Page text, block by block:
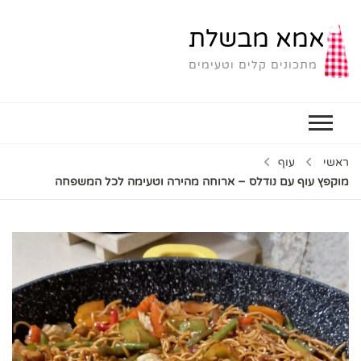
אמא מבשלת
מתכונים קלים וטעימים
ראשי
עוף
מוקפץ עוף עם נודלס – ארוחה מהירה וטעימה לכל המשפחה